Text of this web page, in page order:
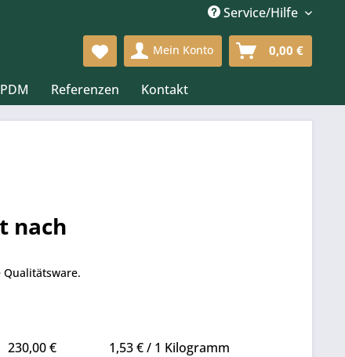
Service/Hilfe
Mein Konto 0,00 €
Referenzen Kontakt
nach
230,00 € 1,53 € / 1 Kilogramm